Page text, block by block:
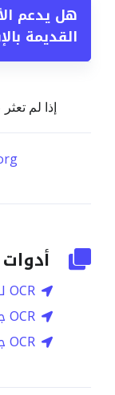
هل يدعم
القديمة
إذا لم
OCR للصور بالإسبانية القديمة
OCR جماعي للصور
OCR جماعي لملفات PDF